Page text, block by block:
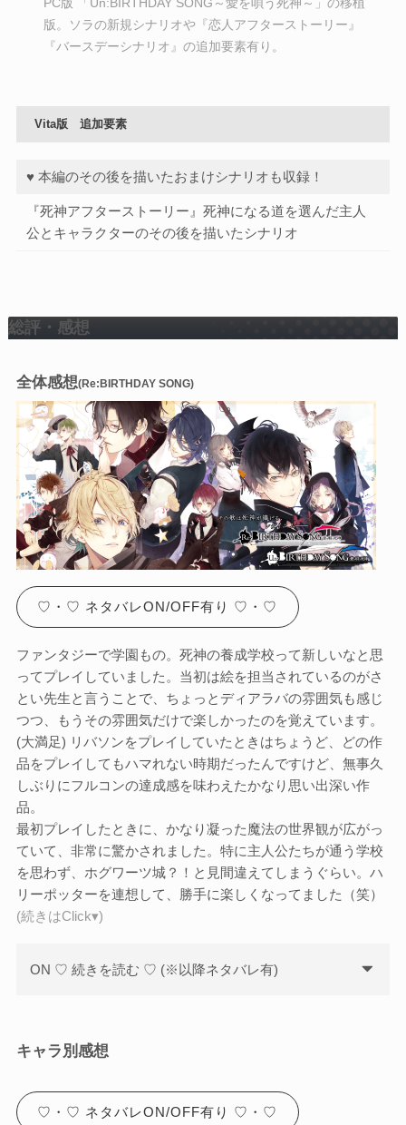
PC版 「Un:BIRTHDAY SONG～愛を唄う死神～」の移植
版。ソラの新規シナリオや『恋人アフターストーリー』
『バースデーシナリオ』の追加要素有り。
Vita版 追加要素
♥ 本編のその後を描いたおまけシナリオも収録！
『死神アフターストーリー』死神になる道を選んだ主人
公とキャラクターのその後を描いたシナリオ
総評・感想
全体感想(Re:BIRTHDAY SONG)
♡・♡ ネタバレON/OFF有り ♡・♡
ファンタジーで学園もの。死神の養成学校って新しいなと思
ってプレイしていました。当初は絵を担当されているのがさ
とい先生と言うことで、ちょっとディアラバの雰囲気も感じ
つつ、もうその雰囲気だけで楽しかったのを覚えています。
(大満足) リバソンをプレイしていたときはちょうど、どの作
品をプレイしてもハマれない時期だったんですけど、無事久
しぶりにフルコンの達成感を味わえたかなり思い出深い作
品。
最初プレイしたときに、かなり凝った魔法の世界観が広がっ
ていて、非常に驚かされました。特に主人公たちが通う学校
を思わず、ホグワーツ城？！と見間違えてしまうぐらい。ハ
リーポッターを連想して、勝手に楽しくなってました（笑）
(続きはClick▾)
ON ♡ 続きを読む ♡ (※以降ネタバレ有)
キャラ別感想
♡・♡ ネタバレON/OFF有り ♡・♡